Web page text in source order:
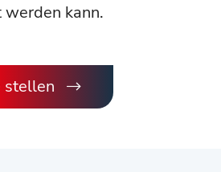
kann.
stellen